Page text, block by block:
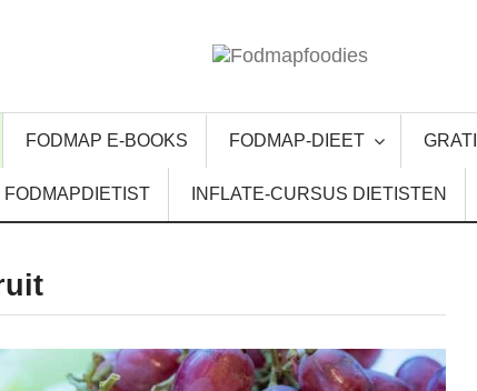
FODMAP E-BOOKS FODMAP-DIEET
FODMAPDIETIST INFLATE-CURSUS DIETISTEN